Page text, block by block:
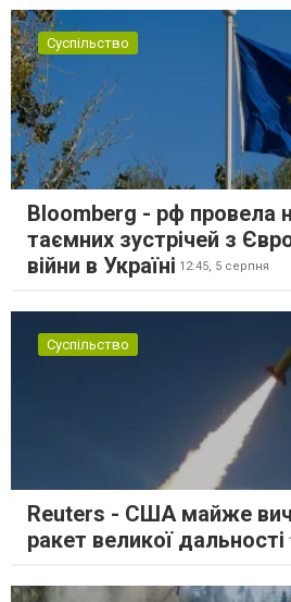
Суспільство
Bloomberg - рф провела
таємних зустрічей з
війни в Україні 12:45, 5 серпня
Суспільство
Reuters - США майже
ракет великої дальності